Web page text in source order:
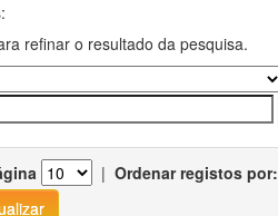
refinar o resultado da pesquisa.
| Ordenar registos por: